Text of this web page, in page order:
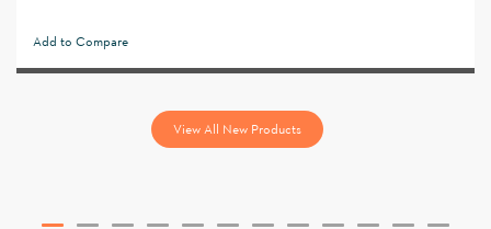
Add to Compare
View All New Products